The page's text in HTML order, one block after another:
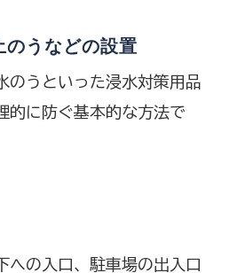
うなどの設置
のうといった浸水対策用品
的に防ぐ基本的な方法で
への入口、駐車場の出入口